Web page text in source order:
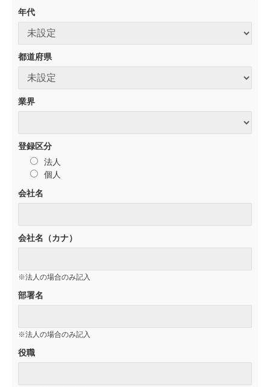
年代
都道府県
業界
登録区分
法人
個人
会社名
会社名（カナ）
※法人の場合のみ記入
部署名
※法人の場合のみ記入
役職